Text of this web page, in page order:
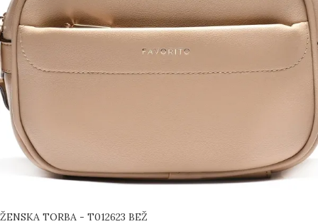
ŽENSKA TORBA - T012623 BEŽ